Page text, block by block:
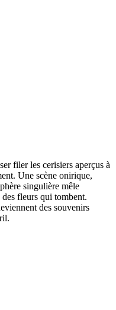
filer les cerisiers aperçus à
Une scène onirique,
singulière mêle
des fleurs qui tombent.
des souvenirs